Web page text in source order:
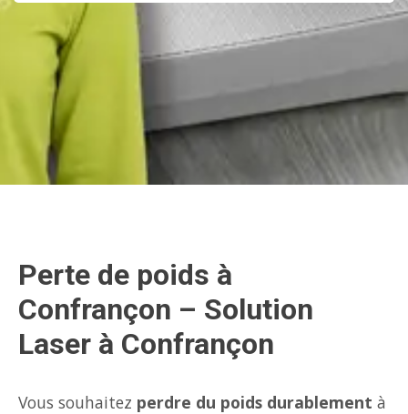
Perte de poids à
Confrançon – Solution
Laser à Confrançon
Vous souhaitez perdre du poids durablement à